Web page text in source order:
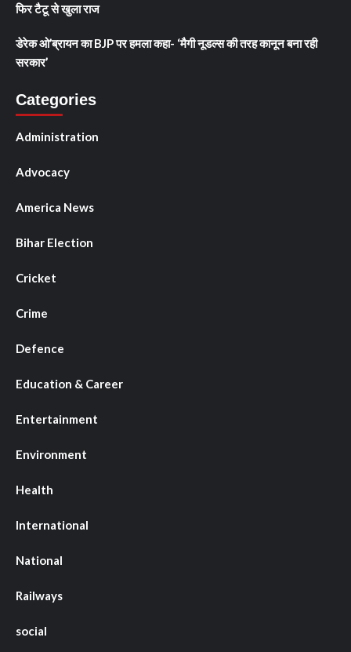
फिर टैटू से खुला राज
डेरेक ओ’ब्रायन का BJP पर हमला कहा- ‘मैगी नूडल्स की तरह कानून बना रही
सरकार’
Categories
Administration
Advocacy
America News
Bihar Election
Cricket
Crime
Defence
Education & Career
Entertainment
Environment
Health
International
National
Railways
social